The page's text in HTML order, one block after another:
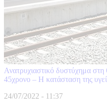
Ανατρυχιαστικό δυστύχημα
45χρονο – Η κατάσταση της
24/07/2022 - 11:37